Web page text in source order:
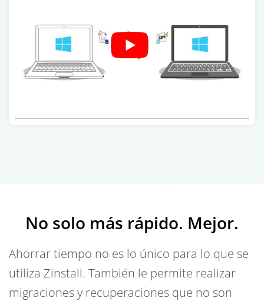
No solo más rápido. Mejor.
Ahorrar tiempo no es lo único para lo que se
utiliza Zinstall. También le permite realizar
migraciones y recuperaciones que no son